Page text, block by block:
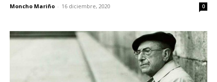
Moncho Mariño - 16 diciembre, 2020 0